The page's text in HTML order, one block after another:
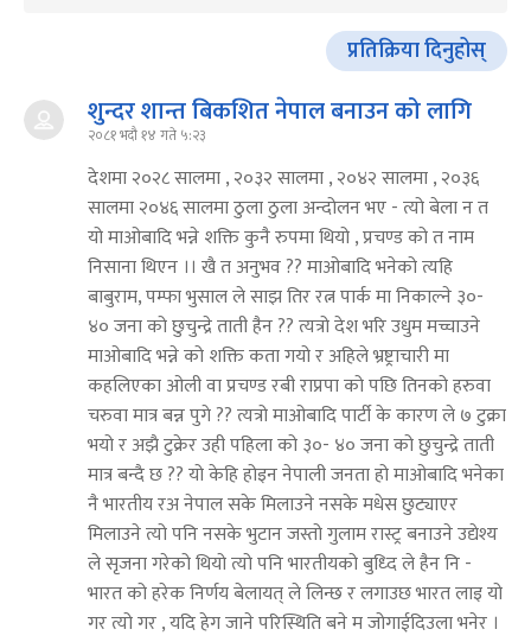
प्रतिक्रिया दिनुहोस्
शुन्दर शान्त बिकशित नेपाल बनाउन को लागि
२०८१ भदौ १४ गते ५:२३
देशमा २०२८ सालमा , २०३२ सालमा , २०४२ सालमा , २०३६
सालमा २०४६ सालमा ठुला ठुला अन्दोलन भए - त्यो बेला न त
यो माओबादि भन्ने शक्ति कुनै रुपमा थियो , प्रचण्ड को त नाम
निसाना थिएन ।। खै त अनुभव ?? माओबादि भनेको त्यहि
बाबुराम, पम्फा भुसाल ले साझ तिर रत्न पार्क मा निकाल्ने ३०-
४० जना को छुचुन्द्रे ताती हैन ?? त्यत्रो देश भरि उधुम मच्चाउने
माओबादि भन्ने को शक्ति कता गयो र अहिले भ्रष्ट्राचारी मा
कहलिएका ओली वा प्रचण्ड रबी राप्रपा को पछि तिनको हरुवा
चरुवा मात्र बन्न पुगे ?? त्यत्रो माओबादि पार्टी के कारण ले ७ टुक्रा
भयो र अझै टुक्रेर उही पहिला को ३०- ४० जना को छुचुन्द्रे ताती
मात्र बन्दै छ ?? यो केहि होइन नेपाली जनता हो माओबादि भनेका
नै भारतीय रअ नेपाल सके मिलाउने नसके मधेस छुट्याएर
मिलाउने त्यो पनि नसके भुटान जस्तो गुलाम रास्ट्र बनाउने उद्येश्य
ले सृजना गरेको थियो त्यो पनि भारतीयको बुध्दि ले हैन नि -
भारत को हरेक निर्णय बेलायत् ले लिन्छ र लगाउछ भारत लाइ यो
गर त्यो गर , यदि हेग जाने परिस्थिति बने म जोगाईदिउला भनेर ।